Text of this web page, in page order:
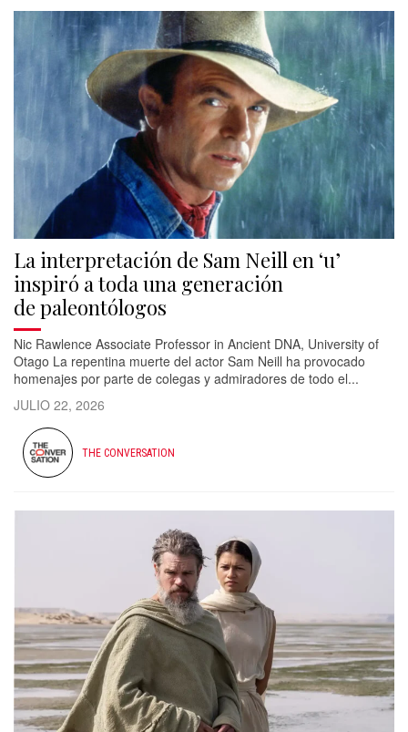
La interpretación de Sam Neill en ‘u’
inspiró a toda una generación
de paleontólogos
Nic Rawlence Associate Professor in Ancient DNA, University of
Otago La repentina muerte del actor Sam Neill ha provocado
homenajes por parte de colegas y admiradores de todo el...
JULIO 22, 2026
THE CONVERSATION